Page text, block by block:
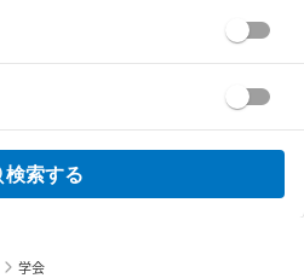
検索する
学会